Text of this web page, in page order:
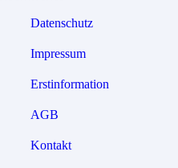
Datenschutz
Impressum
Erstinformation
AGB
Kontakt